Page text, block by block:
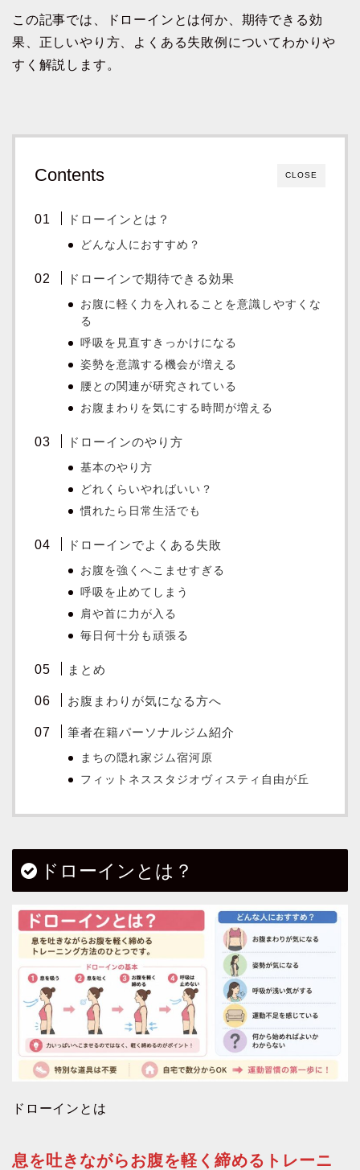
この記事では、ドローインとは何か、期待できる効
果、正しいやり方、よくある失敗例についてわかりや
すく解説します。
CLOSE
Contents
ドローインとは？
どんな人におすすめ？
ドローインで期待できる効果
お腹に軽く力を入れることを意識しやすくな
る
呼吸を見直すきっかけになる
姿勢を意識する機会が増える
腰との関連が研究されている
お腹まわりを気にする時間が増える
ドローインのやり方
基本のやり方
どれくらいやればいい？
慣れたら日常生活でも
ドローインでよくある失敗
お腹を強くへこませすぎる
呼吸を止めてしまう
肩や首に力が入る
毎日何十分も頑張る
まとめ
お腹まわりが気になる方へ
筆者在籍パーソナルジム紹介
まちの隠れ家ジム宿河原
フィットネススタジオヴィスティ自由が丘
ドローインとは？
ドローインとは
息を吐きながらお腹を軽く締めるトレーニ